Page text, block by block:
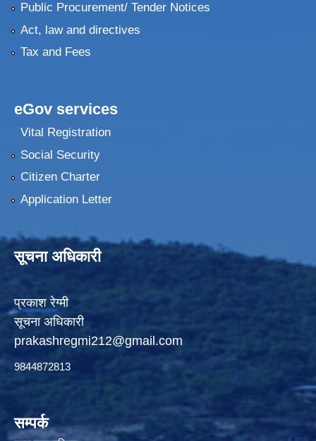
Public Procurement/ Tender Notices
Act, law and directives
Tax and Fees
eGov services
Vital Registration
Social Security
Citizen Charter
Application Letter
सूचना अधिकारी
प्रकाश रेग्मी
सूचना अधिकारी
prakashregmi212@gmail.com
9844872813
सम्पर्क